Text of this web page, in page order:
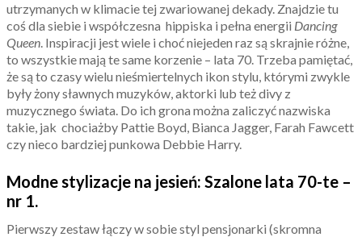
utrzymanych w klimacie tej zwariowanej dekady. Znajdzie tu
coś dla siebie i współczesna hippiska i pełna energii Dancing
Queen. Inspiracji jest wiele i choć niejeden raz są skrajnie różne,
to wszystkie mają te same korzenie – lata 70. Trzeba pamiętać,
że są to czasy wielu nieśmiertelnych ikon stylu, którymi zwykle
były żony sławnych muzyków, aktorki lub też divy z
muzycznego świata. Do ich grona można zaliczyć nazwiska
takie, jak chociażby Pattie Boyd, Bianca Jagger, Farah Fawcett
czy nieco bardziej punkowa Debbie Harry.
Modne stylizacje na jesień: Szalone lata 70-te –
nr 1.
Pierwszy zestaw łączy w sobie styl pensjonarki (skromna